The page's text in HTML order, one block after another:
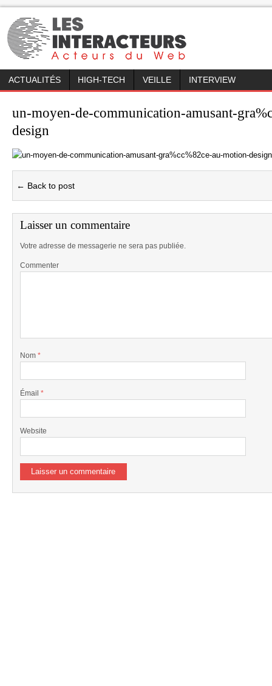
ACTUALITÉS HIGH-TECH VEILLE INTERVIEW
un-moyen-de-communication-amusant-
design
← Back to post
Laisser un commentaire
Votre adresse de messagerie ne sera pas publiée.
Commenter
Nom *
Émail *
Website